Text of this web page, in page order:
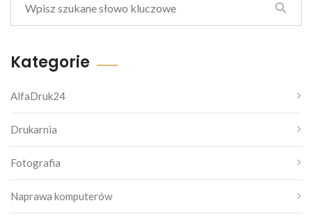
Kategorie
AlfaDruk24
Drukarnia
Fotografia
Naprawa komputerów